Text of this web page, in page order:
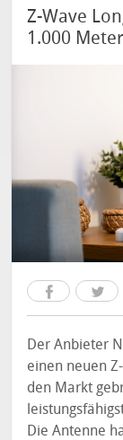
Z-Wave
1.000
Der Anbieter
einen neuen
den Markt
Die Antenne